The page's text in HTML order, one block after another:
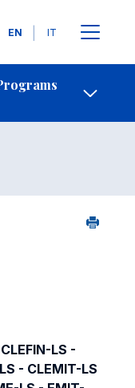
Languages
EN IT
Contact Us
LS -
- CLEMIT-LS